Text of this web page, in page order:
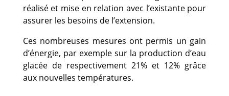
réalisé et mise en relation avec l’existante pour
assurer les besoins de l’extension.
Ces nombreuses mesures ont permis un gain
d’énergie, par exemple sur la production d’eau
glacée de respectivement 21% et 12% grâce
aux nouvelles températures.